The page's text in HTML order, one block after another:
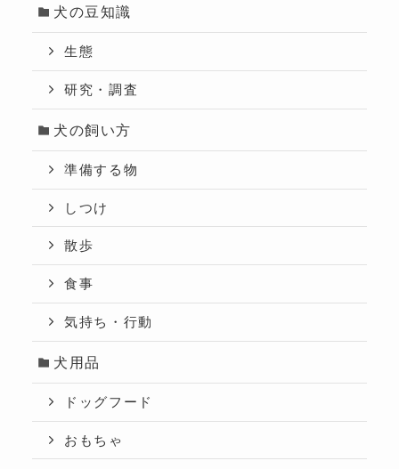
犬の豆知識
生態
研究・調査
犬の飼い方
準備する物
しつけ
散歩
食事
気持ち・行動
犬用品
ドッグフード
おもちゃ